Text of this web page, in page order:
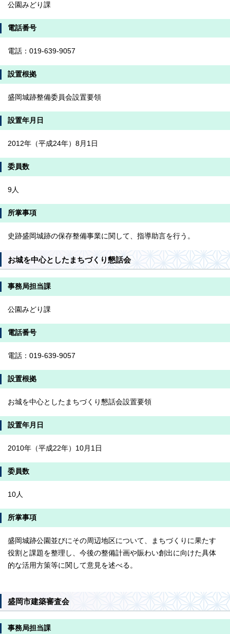
公園みどり課
電話番号
電話：019-639-9057
設置根拠
盛岡城跡整備委員会設置要領
設置年月日
2012年（平成24年）8月1日
委員数
9人
所掌事項
史跡盛岡城跡の保存整備事業に関して、指導助言を行う。
お城を中心としたまちづくり懇話会
事務局担当課
公園みどり課
電話番号
電話：019-639-9057
設置根拠
お城を中心としたまちづくり懇話会設置要領
設置年月日
2010年（平成22年）10月1日
委員数
10人
所掌事項
盛岡城跡公園並びにその周辺地区について、まちづくりに果たす
役割と課題を整理し、今後の整備計画や賑わい創出に向けた具体
的な活用方策等に関して意見を述べる。
盛岡市建築審査会
事務局担当課